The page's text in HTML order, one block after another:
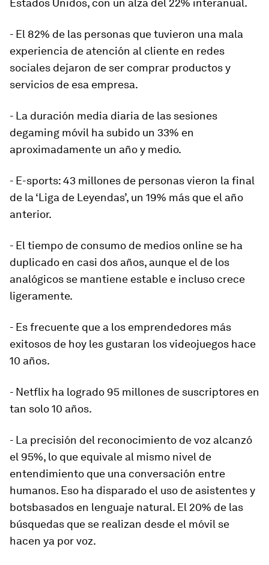
Estados Unidos, con un alza del 22% interanual.
- El 82% de las personas que tuvieron una mala
experiencia de atención al cliente en redes
sociales dejaron de ser comprar productos y
servicios de esa empresa.
- La duración media diaria de las sesiones
degaming móvil ha subido un 33% en
aproximadamente un año y medio.
- E-sports: 43 millones de personas vieron la final
de la ‘Liga de Leyendas’, un 19% más que el año
anterior.
- El tiempo de consumo de medios online se ha
duplicado en casi dos años, aunque el de los
analógicos se mantiene estable e incluso crece
ligeramente.
- Es frecuente que a los emprendedores más
exitosos de hoy les gustaran los videojuegos hace
10 años.
- Netflix ha logrado 95 millones de suscriptores en
tan solo 10 años.
- La precisión del reconocimiento de voz alcanzó
el 95%, lo que equivale al mismo nivel de
entendimiento que una conversación entre
humanos. Eso ha disparado el uso de asistentes y
botsbasados en lenguaje natural. El 20% de las
búsquedas que se realizan desde el móvil se
hacen ya por voz.